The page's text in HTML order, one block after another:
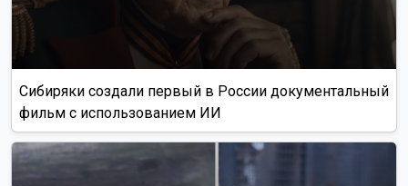
Сибиряки создали первый в России документальный
фильм с использованием ИИ